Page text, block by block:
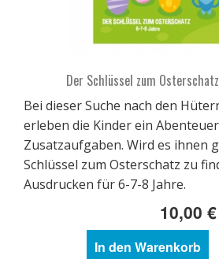
Der Schlüssel zum
Bei dieser Suche nach den
erleben die Kinder ein
Zusatzaufgaben. Wird es ihnen
Schlüssel zum Osterschatz zu
Ausdrucken für 6-7-8 Jahre.
10,00 €
In den Warenkorb